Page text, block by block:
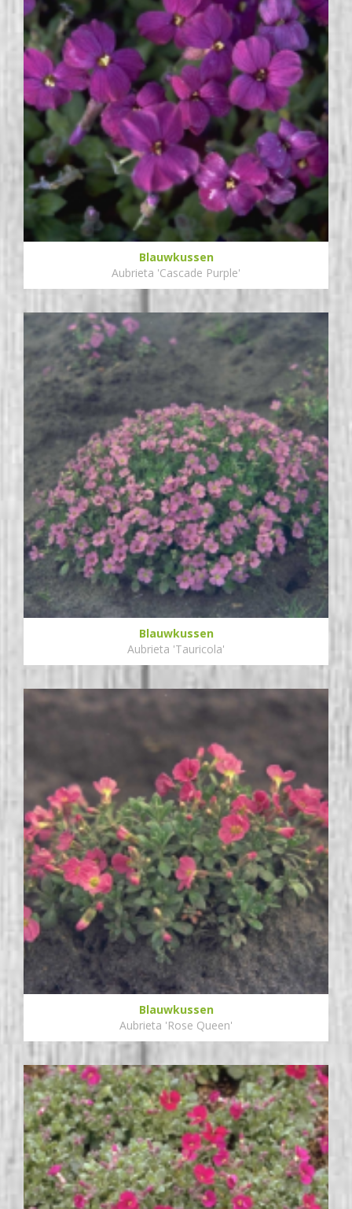
Blauwkussen
Aubrieta 'Cascade Purple'
Blauwkussen
Aubrieta 'Tauricola'
Blauwkussen
Aubrieta 'Rose Queen'